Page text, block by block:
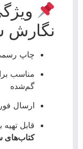
نگارش
چاپ رسمی
مناسب
گم‌شده
ارسال
قابل
کتاب‌های